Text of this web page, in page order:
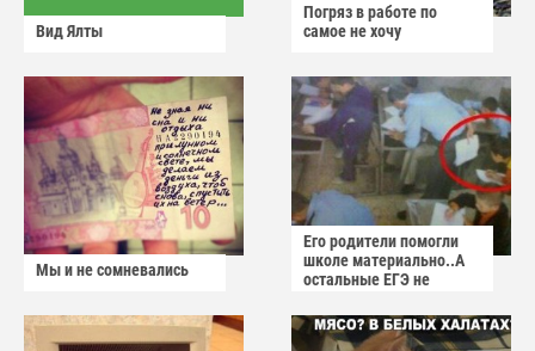
Вид Ялты
Погряз в работе по
самое не хочу
Мы и не сомневались
Его родители помогли
школе материально..А
остальные ЕГЭ не